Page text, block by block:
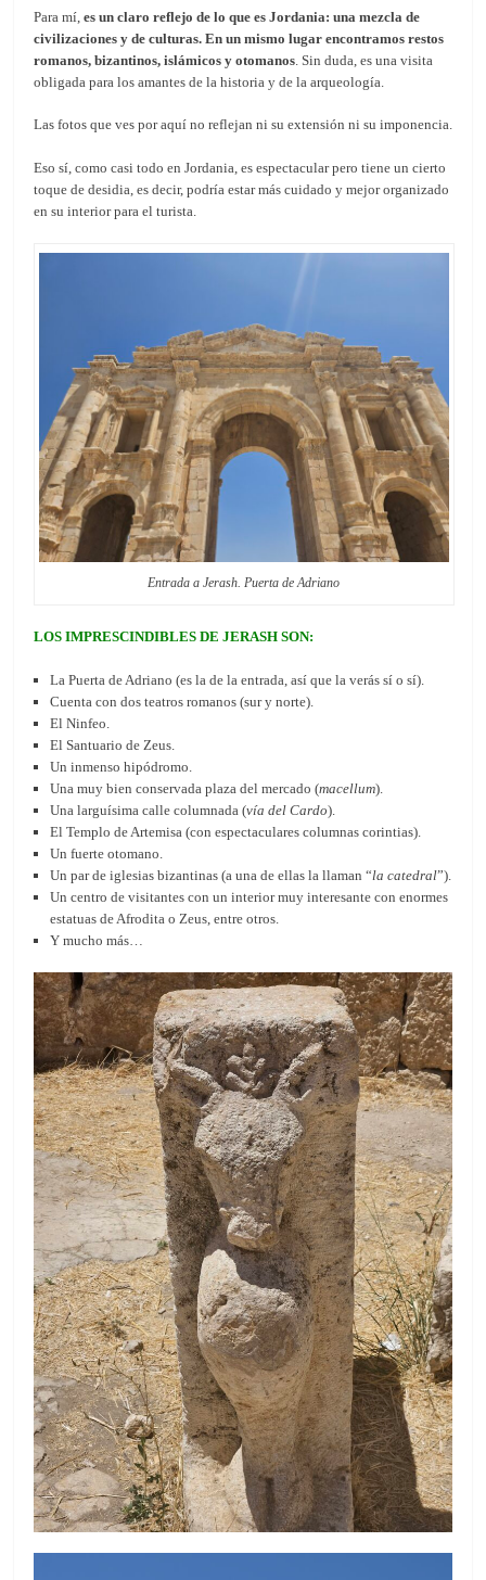
Para mí, es un claro reflejo de lo que es Jordania: una mezcla de
civilizaciones y de culturas. En un mismo lugar encontramos restos
romanos, bizantinos, islámicos y otomanos. Sin duda, es una visita
obligada para los amantes de la historia y de la arqueología.
Las fotos que ves por aquí no reflejan ni su extensión ni su imponencia.
Eso sí, como casi todo en Jordania, es espectacular pero tiene un cierto
toque de desidia, es decir, podría estar más cuidado y mejor organizado
en su interior para el turista.
Entrada a Jerash. Puerta de Adriano
LOS IMPRESCINDIBLES DE JERASH SON:
La Puerta de Adriano (es la de la entrada, así que la verás sí o sí).
Cuenta con dos teatros romanos (sur y norte).
El Ninfeo.
El Santuario de Zeus.
Un inmenso hipódromo.
Una muy bien conservada plaza del mercado (macellum).
Una larguísima calle columnada (vía del Cardo).
El Templo de Artemisa (con espectaculares columnas corintias).
Un fuerte otomano.
Un par de iglesias bizantinas (a una de ellas la llaman “la catedral”).
Un centro de visitantes con un interior muy interesante con enormes
estatuas de Afrodita o Zeus, entre otros.
Y mucho más…